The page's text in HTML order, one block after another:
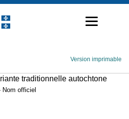
Version imprimable
traditionnelle autochtone
Nom officiel